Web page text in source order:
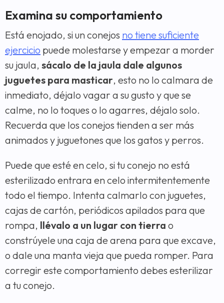
Examina su comportamiento
Está enojado, si un conejos no tiene suficiente
ejercicio puede molestarse y empezar a morder
su jaula, sácalo de la jaula dale algunos
juguetes para masticar, esto no lo calmara de
inmediato, déjalo vagar a su gusto y que se
calme, no lo toques o lo agarres, déjalo solo.
Recuerda que los conejos tienden a ser más
animados y juguetones que los gatos y perros.
Puede que esté en celo, si tu conejo no está
esterilizado entrara en celo intermitentemente
todo el tiempo. Intenta calmarlo con juguetes,
cajas de cartón, periódicos apilados para que
rompa, llévalo a un lugar con tierra o
constrúyele una caja de arena para que excave,
o dale una manta vieja que pueda romper. Para
corregir este comportamiento debes esterilizar
a tu conejo.